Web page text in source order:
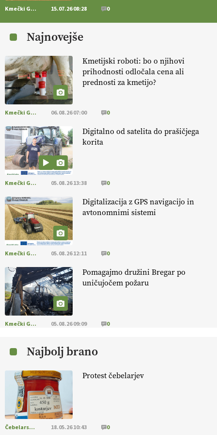
https://t.co/K0USFPJ5fJ @EUAgri #IMCAP #CAP
https://t.co/vcHhoOixHy
14.07.2026
[EKOloško = LOGIČNO ]
Danes ni pomembna le količina hrane,
ampak tudi način njene pridelave
@EUAgri #imcap #cap #blog https://t.co/2sllAmcKwG
[EKOloško = LOGIČNO
prilagojene sorte
so temelj uspešne ekološke pridelave.
https://t.co/OQSsax7l8V @EUAgri #IMCAP #CAP
https://t.co/PAL0zlhVia
[EKOloško = LOGIČNO
aronije
v dobrem desetletju zrasla v uspešno kmetijsko in
podjetniško zgodbo.
#IMCAP #CAP https://t.co/xp1oihBDaJ
[EKOloško = LOGIČNO
v tujini
. Zato je ekološka pridelava odlična priložnost za slovenske
vinarje
. VEČ
https://t.co/XAe9EbeAbK @EUAgri #IMCAP #CAP
kmetijstva in uspešno prenovo kmetij
. VEČ
https://t.co/RRn8unbwXp @EUAgri #IMCAP #CAP
https://t.co/mnLHFv2VuP
Ekološka reja kokoši skrbi za živali
Kmečki Glas 15.07.26 08:28 0
Najnovejše
Kmetijski roboti: bo o njihovi
prihodnosti odločala cena ali
prednosti za kmetijo?
Kmečki Glas 06.08.26 07:00 0
Digitalno od satelita do prašičjega
korita
Kmečki Glas 05.08.26 13:38 0
Digitalizacija z GPS navigacijo in
avtonomnimi sistemi
Kmečki Glas 05.08.26 12:11 0
Pomagajmo družini Bregar po
uničujočem požaru
Kmečki Glas 05.08.26 09:09 0
Najbolj brano
Protest čebelarjev
Čebelarstvo 18.05.26 10:43 0